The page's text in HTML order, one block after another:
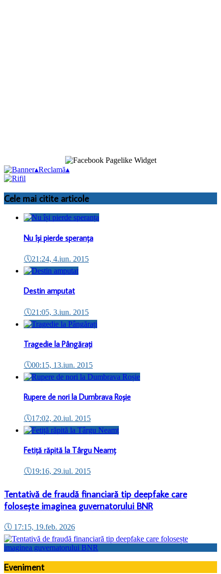
▴Reclamă▴
Cele mai citite articole
Nu își pierde speranța
🕔21:24, 4.iun. 2015
Destin amputat
🕔21:05, 3.iun. 2015
Tragedie la Pângărați
🕔00:15, 13.iun. 2015
Rupere de nori la Dumbrava Roșie
🕔17:02, 20.iul. 2015
Fetiță răpită la Târgu Neamț
🕔19:16, 29.iul. 2015
Tentativă de fraudă financiară tip deepfake care
folosește imaginea guvernatorului BNR
🕔 17:15, 19.feb. 2026
Eveniment